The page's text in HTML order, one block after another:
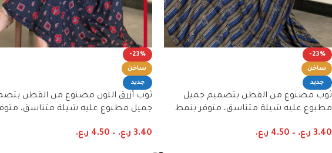
-23%
ساخن
جديد
ثوب مصنوع من القطن بتصميم جميل
مطبوع عليه شيلة متناسق، متوفر بنمط
3.40 ر.ع. –
4.50 ر.ع.
-23%
ساخن
جديد
ثوب أزرق اللون مصنوع من القطن
جميل مطبوع عليه شيلة متناسق،
3.40 ر.ع. –
4.50 ر.ع.